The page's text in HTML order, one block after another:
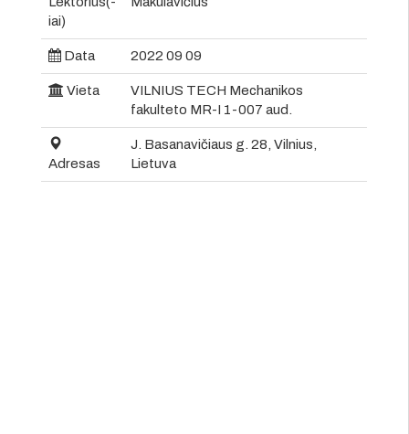
iai)
Data 2022 09 09
Vieta
VILNIUS TECH Mechanikos
fakulteto MR-I 1-007 aud.
Adresas
J. Basanavičiaus g. 28, Vilnius,
Lietuva